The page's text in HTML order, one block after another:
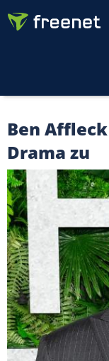
Ben
Drama zu